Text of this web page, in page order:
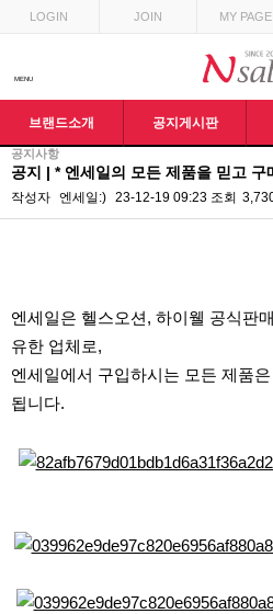
LOGIN JOIN MY PAGE
MENU
브랜드소개 공지게시판
공지사항
공지 | * 엔세일의 모든 제품을 믿고
작성자 엔세일:) 23-12-19 09:23 조회
엔세일은 헬스오션, 하이웰 공식판
유한 업체로,
엔세일에서 구입하시는 모든 제품
됩니다.